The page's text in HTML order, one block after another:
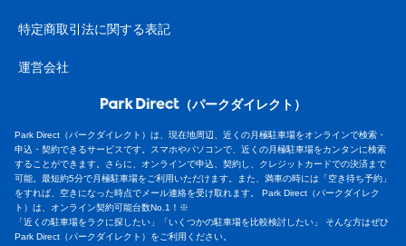
特定商取引法に関する表記
運営会社
（パークダイレクト）
Park Direct（パークダイレクト）は、現在地周辺、近くの月極駐車場をオンラインで検索・
申込・契約できるサービスです。スマホやパソコンで、近くの月極駐車場をカンタンに検索
することができます。さらに、オンラインで申込、契約し、クレジットカードでの決済まで
可能。最短約5分で月極駐車場をご利用いただけます。また、満車の時には「空き待ち予約」
をすれば、空きになった時点でメール連絡を受け取れます。 Park Direct（パークダイレク
ト）は、オンライン契約可能台数No.1！※
「近くの駐車場をラクに探したい」「いくつかの駐車場を比較検討したい」 そんな方はぜひ
Park Direct（パークダイレクト）をご利用ください。